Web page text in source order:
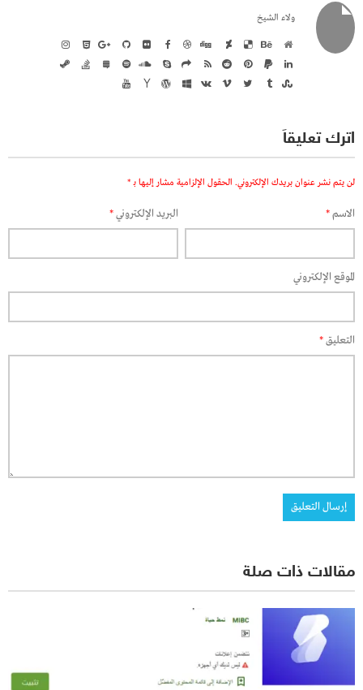
ولاء الشيخ
اترك تعليقاً
لن يتم نشر عنوان بريدك الإلكتروني. الحقول الإلزامية مشار إليها بـ *
الاسم* البريد الإلكتروني*
الموقع الإلكتروني
التعليق*
مقالات ذات صلة